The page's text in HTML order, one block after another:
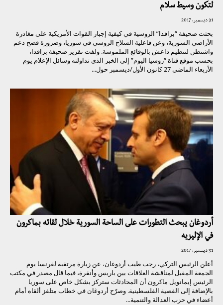
لتكون وسيط سلام
31 ديسمبر، 2017
بحثت صحيفة “برافدا” الروسية في كيفية إجبار القوات الأمريكية على مغادرة
الأراضي السورية، وعن فاعلية السلاح الروسي في سوريا، وضرورة فضح دعم
واشنطن لتنظيم داعش بالوقائع الملموسة. ولفت تقرير صحيفة برافدا،
بحسب موقع قناة “روسيا اليوم” إلى الخبر الذي تداولته وسائل الإعلام يوم
الأربعاء الماضي 27 كانون الأول/ديسمبر حول...
أردوغان يبحث التطورات على الساحة السورية خلال لقائه بماكرون
في الإليزيه
31 ديسمبر، 2017
أعلن الرئيس التركي، رجب طيب أردوغان، عن زيارة مرتقبة لفرنسا يوم
الجمعة المقبل لمناقشة العلاقات بين باريس وأنقرة، فيما قال مصدر في مكتب
الرئيس إيمانويل ماكرون أن المحادثات ستركز بشكل خاص على سوريا
بالإضافة إلى القضية الفلسطينية. وصرّح أردوغان في خطاب متلفز ألقاه أمام
أعضاء في حزب العدالة والتنمية...